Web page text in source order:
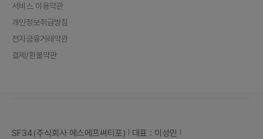
서비스 이용약관
개인정보취급방침
전자금융거래약관
결제/환불약관
SF34(주식회사 에스에프써티포)
대표 : 이성민